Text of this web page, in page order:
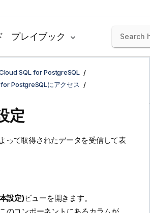
プレイブック
SQL for PostgreSQL
PostgreSQLにアクセス
定
って取得されたデータを受信して表
設定)ビューを開きます。